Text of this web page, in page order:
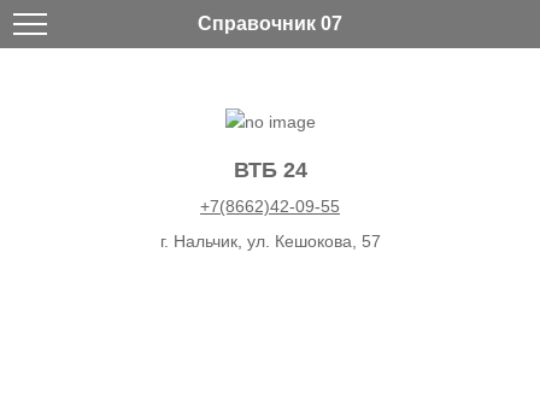
Справочник 07
ВТБ 24
+7(8662)42-09-55
г. Нальчик, ул. Кешокова, 57